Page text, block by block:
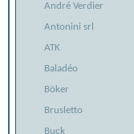
André Verdier
Antonini srl
ATK
Baladéo
Böker
Brusletto
Buck